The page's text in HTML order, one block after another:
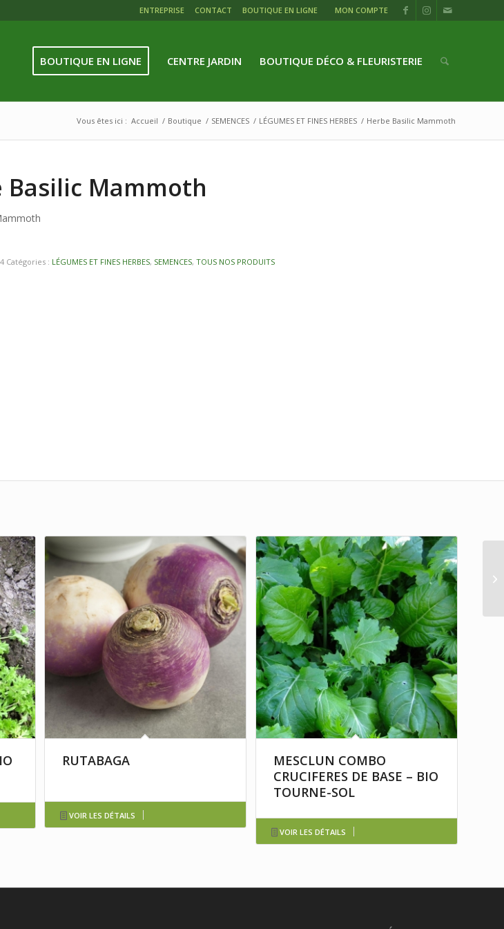
ENTREPRISE CONTACT BOUTIQUE EN LIGNE MON COMPTE
BOUTIQUE EN LIGNE CENTRE JARDIN BOUTIQUE DÉCO & FLEURISTERIE
Vous êtes ici : Accueil / Boutique / SEMENCES / LÉGUMES ET FINES HERBES / Herbe Basilic Mammoth
Basilic Mammoth
Catégories : LÉGUMES ET FINES HERBES, SEMENCES,TOUS NOS PRODUITS
RUTABAGA
VOIR LES DÉTAILS
MESCLUN COMBO
CRUCIFERES DE BASE – BIO
TOURNE-SOL
VOIR LES DÉTAILS